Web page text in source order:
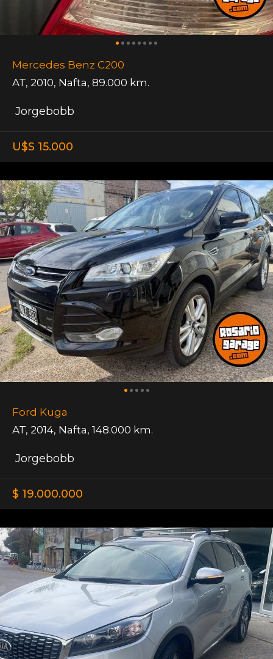
Mercedes Benz C200
AT, 2010, Nafta, 89.000 km.
Jorgebobb
U$S 15.000
Ford Kuga
AT, 2014, Nafta, 148.000 km.
Jorgebobb
$ 19.000.000